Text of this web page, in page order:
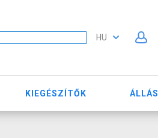
HU
KIEGÉSZÍTŐK ÁLLÁS